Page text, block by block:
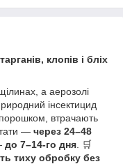
клопів і бліх
а аерозолі
інсектицид
втрачають
— через 24–48
до 7–14-го дня . 🛒
тиху обробку без